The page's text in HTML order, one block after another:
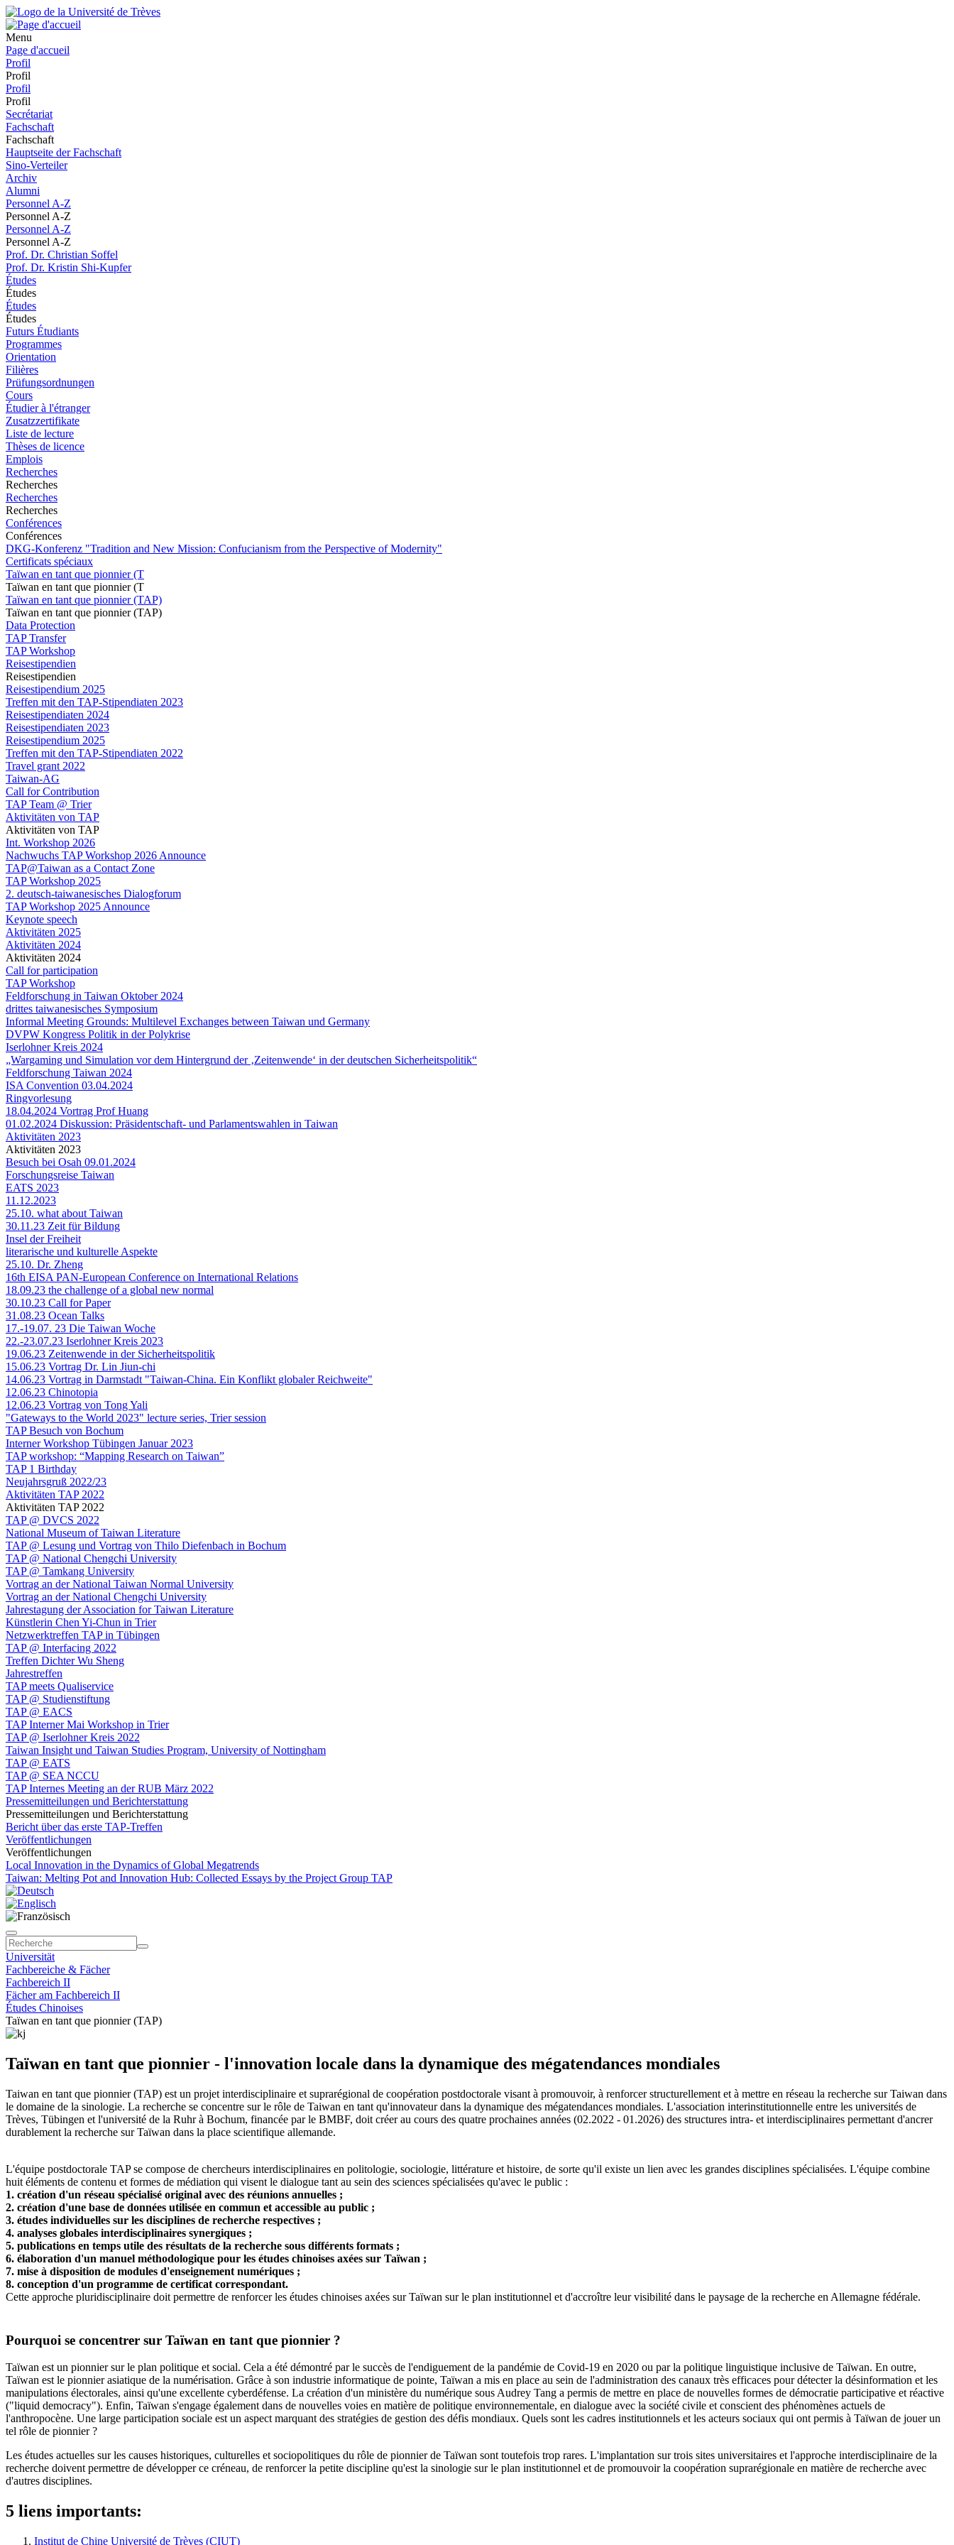
Menu
Page d'accueil
Profil
Profil
Profil
Profil
Secrétariat
Fachschaft
Fachschaft
Hauptseite der Fachschaft
Sino-Verteiler
Archiv
Alumni
Personnel A-Z
Personnel A-Z
Personnel A-Z
Personnel A-Z
Prof. Dr. Christian Soffel
Prof. Dr. Kristin Shi-Kupfer
Études
Études
Études
Études
Futurs Étudiants
Programmes
Orientation
Filières
Prüfungsordnungen
Cours
Étudier à l'étranger
Zusatzzertifikate
Liste de lecture
Thèses de licence
Emplois
Recherches
Recherches
Recherches
Recherches
Conférences
Conférences
DKG-Konferenz "Tradition and New Mission: Confucianism from the Perspective of Modernity"
Certificats spéciaux
Taïwan en tant que pionnier (T
Taïwan en tant que pionnier (T
Taïwan en tant que pionnier (TAP)
Taïwan en tant que pionnier (TAP)
Data Protection
TAP Transfer
TAP Workshop
Reisestipendien
Reisestipendien
Reisestipendium 2025
Treffen mit den TAP-Stipendiaten 2023
Reisestipendiaten 2024
Reisestipendiaten 2023
Reisestipendium 2025
Treffen mit den TAP-Stipendiaten 2022
Travel grant 2022
Taiwan-AG
Call for Contribution
TAP Team @ Trier
Aktivitäten von TAP
Aktivitäten von TAP
Int. Workshop 2026
Nachwuchs TAP Workshop 2026 Announce
TAP@Taiwan as a Contact Zone
TAP Workshop 2025
2. deutsch-taiwanesisches Dialogforum
TAP Workshop 2025 Announce
Keynote speech
Aktivitäten 2025
Aktivitäten 2024
Aktivitäten 2024
Call for participation
TAP Workshop
Feldforschung in Taiwan Oktober 2024
drittes taiwanesisches Symposium
Informal Meeting Grounds: Multilevel Exchanges between Taiwan und Germany
DVPW Kongress Politik in der Polykrise
Iserlohner Kreis 2024
„Wargaming und Simulation vor dem Hintergrund der ‚Zeitenwende‘ in der deutschen Sicherheitspolitik“
Feldforschung Taiwan 2024
ISA Convention 03.04.2024
Ringvorlesung
18.04.2024 Vortrag Prof Huang
01.02.2024 Diskussion: Präsidentschaft- und Parlamentswahlen in Taiwan
Aktivitäten 2023
Aktivitäten 2023
Besuch bei Osah 09.01.2024
Forschungsreise Taiwan
EATS 2023
11.12.2023
25.10. what about Taiwan
30.11.23 Zeit für Bildung
Insel der Freiheit
literarische und kulturelle Aspekte
25.10. Dr. Zheng
16th EISA PAN-European Conference on International Relations
18.09.23 the challenge of a global new normal
30.10.23 Call for Paper
31.08.23 Ocean Talks
17.-19.07. 23 Die Taiwan Woche
22.-23.07.23 Iserlohner Kreis 2023
19.06.23 Zeitenwende in der Sicherheitspolitik
15.06.23 Vortrag Dr. Lin Jiun-chi
14.06.23 Vortrag in Darmstadt "Taiwan-China. Ein Konflikt globaler Reichweite"
12.06.23 Chinotopia
12.06.23 Vortrag von Tong Yali
"Gateways to the World 2023" lecture series, Trier session
TAP Besuch von Bochum
Interner Workshop Tübingen Januar 2023
TAP workshop: “Mapping Research on Taiwan”
TAP 1 Birthday
Neujahrsgruß 2022/23
Aktivitäten TAP 2022
Aktivitäten TAP 2022
TAP @ DVCS 2022
National Museum of Taiwan Literature
TAP @ Lesung und Vortrag von Thilo Diefenbach in Bochum
TAP @ National Chengchi University
TAP @ Tamkang University
Vortrag an der National Taiwan Normal University
Vortrag an der National Chengchi University
Jahrestagung der Association for Taiwan Literature
Künstlerin Chen Yi-Chun in Trier
Netzwerktreffen TAP in Tübingen
TAP @ Interfacing 2022
Treffen Dichter Wu Sheng
Jahrestreffen
TAP meets Qualiservice
TAP @ Studienstiftung
TAP @ EACS
TAP Interner Mai Workshop in Trier
TAP @ Iserlohner Kreis 2022
Taiwan Insight und Taiwan Studies Program, University of Nottingham
TAP @ EATS
TAP @ SEA NCCU
TAP Internes Meeting an der RUB März 2022
Pressemitteilungen und Berichterstattung
Pressemitteilungen und Berichterstattung
Bericht über das erste TAP-Treffen
Veröffentlichungen
Veröffentlichungen
Local Innovation in the Dynamics of Global Megatrends
Taiwan: Melting Pot and Innovation Hub: Collected Essays by the Project Group TAP
Universität
Fachbereiche & Fächer
Fachbereich II
Fächer am Fachbereich II
Études Chinoises
Taïwan en tant que pionnier (TAP)
Taïwan en tant que pionnier - l'innovation locale dans la dynamique des mégatendances mondiales
Taiwan en tant que pionnier (TAP) est un projet interdisciplinaire et suprarégional de coopération postdoctorale visant à promouvoir, à renforcer structurellement et à mettre en réseau la recherche sur Taiwan dans
le domaine de la sinologie. La recherche se concentre sur le rôle de Taiwan en tant qu'innovateur dans la dynamique des mégatendances mondiales. L'association interinstitutionnelle entre les universités de
Trèves, Tübingen et l'université de la Ruhr à Bochum, financée par le BMBF, doit créer au cours des quatre prochaines années (02.2022 - 01.2026) des structures intra- et interdisciplinaires permettant d'ancrer
durablement la recherche sur Taïwan dans la place scientifique allemande.
L'équipe postdoctorale TAP se compose de chercheurs interdisciplinaires en politologie, sociologie, littérature et histoire, de sorte qu'il existe un lien avec les grandes disciplines spécialisées. L'équipe combine
huit éléments de contenu et formes de médiation qui visent le dialogue tant au sein des sciences spécialisées qu'avec le public :
1. création d'un réseau spécialisé original avec des réunions annuelles ;
2. création d'une base de données utilisée en commun et accessible au public ;
3. études individuelles sur les disciplines de recherche respectives ;
4. analyses globales interdisciplinaires synergiques ;
5. publications en temps utile des résultats de la recherche sous différents formats ;
6. élaboration d'un manuel méthodologique pour les études chinoises axées sur Taïwan ;
7. mise à disposition de modules d'enseignement numériques ;
8. conception d'un programme de certificat correspondant.
Cette approche pluridisciplinaire doit permettre de renforcer les études chinoises axées sur Taïwan sur le plan institutionnel et d'accroître leur visibilité dans le paysage de la recherche en Allemagne fédérale.
Pourquoi se concentrer sur Taïwan en tant que pionnier ?
Taïwan est un pionnier sur le plan politique et social. Cela a été démontré par le succès de l'endiguement de la pandémie de Covid-19 en 2020 ou par la politique linguistique inclusive de Taïwan. En outre,
Taïwan est le pionnier asiatique de la numérisation. Grâce à son industrie informatique de pointe, Taïwan a mis en place au sein de l'administration des canaux très efficaces pour détecter la désinformation et les
manipulations électorales, ainsi qu'une excellente cyberdéfense. La création d'un ministère du numérique sous Audrey Tang a permis de mettre en place de nouvelles formes de démocratie participative et réactive
("liquid democracy"). Enfin, Taïwan s'engage également dans de nouvelles voies en matière de politique environnementale, en dialogue avec la société civile et conscient des phénomènes actuels de
l'anthropocène. Une large participation sociale est un aspect marquant des stratégies de gestion des défis mondiaux. Quels sont les cadres institutionnels et les acteurs sociaux qui ont permis à Taïwan de jouer un
tel rôle de pionnier ?
Les études actuelles sur les causes historiques, culturelles et sociopolitiques du rôle de pionnier de Taïwan sont toutefois trop rares. L'implantation sur trois sites universitaires et l'approche interdisciplinaire de la
recherche doivent permettre de développer ce créneau, de renforcer la petite discipline qu'est la sinologie sur le plan institutionnel et de promouvoir la coopération suprarégionale en matière de recherche avec
d'autres disciplines.
5 liens importants:
Institut de Chine Université de Trèves (CIUT)